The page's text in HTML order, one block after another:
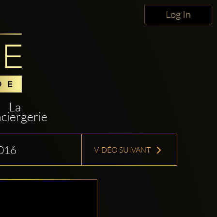
Log In
La
VIDÉO SUIVANT